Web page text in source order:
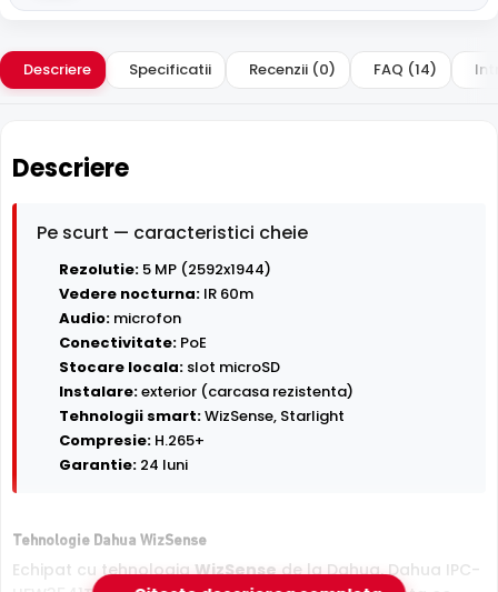
Descriere Specificatii Recenzii (0) FAQ (14)
Descriere
Pe scurt — caracteristici cheie
Rezolutie: 5 MP (2592x1944)
Vedere nocturna: IR 60m
Audio: microfon
Conectivitate: PoE
Stocare locala: slot microSD
Instalare:exterior (carcasa rezistenta)
Tehnologii smart:WizSense, Starlight
Compresie: H.265+
Garantie: 24 luni
Tehnologie Dahua WizSense
Echipat cu tehnologiaWizSensede la Dahua, Dahua IPC-